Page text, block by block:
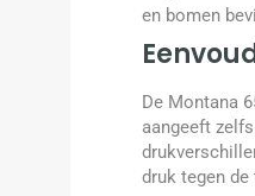
en bomen
De Montana
aangeeft
druk tegen